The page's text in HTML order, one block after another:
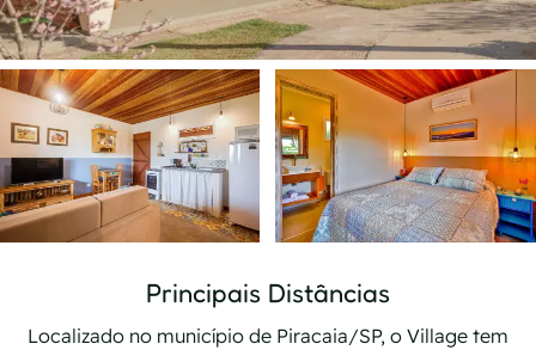
Principais Distâncias
Localizado no município de Piracaia/SP, o Village tem